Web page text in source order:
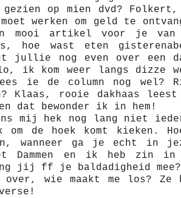
op mien dvd?
werken om geld te
mooi artikel voor je van
hoe wast eten
jullie nog even over een
ik kom weer langs dizze
ie de column nog wel?
Klaas, rooie dakhaas
dat bewonder ik in hem!
mij hek nog lang niet
de hoek komt kieken.
wanneer ga je echt in
Dammen en ik heb zin in
jij ff je baldadigheid mee?
wie maakt me los? Ze